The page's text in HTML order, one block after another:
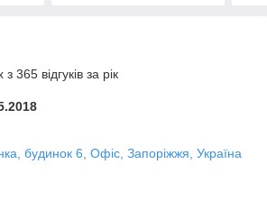
365 відгуків за рік
будинок 6, Офіс, Запоріжжя, Україна